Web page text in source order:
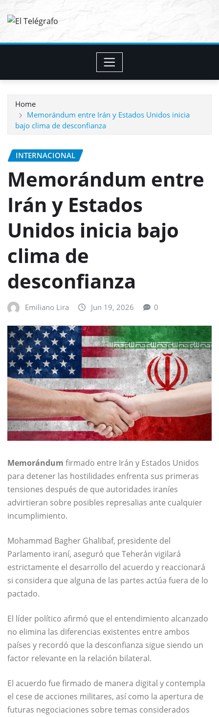
Home
Memorándum entre Irán y Estados Unidos inicia
bajo clima de desconfianza
INTERNACIONAL
Memorándum entre
Irán y Estados
Unidos inicia bajo
clima de
desconfianza
Emiliano Lira Jun 19, 2026 0
Memorándum firmado entre Irán y Estados Unidos
para detener las hostilidades enfrenta sus primeras
tensiones después de que autoridades iraníes
advirtieran sobre posibles represalias ante cualquier
incumplimiento.
Mohammad Bagher Ghalibaf, presidente del
Parlamento iraní, aseguró que Teherán vigilará
estrictamente el desarrollo del acuerdo y reaccionará
si considera que alguna de las partes actúa fuera de lo
pactado.
El líder político afirmó que el entendimiento alcanzado
no elimina las diferencias existentes entre ambos
países y recordó que la desconfianza sigue siendo un
factor relevante en la relación bilateral.
El acuerdo fue firmado de manera digital y contempla
el cese de acciones militares, así como la apertura de
futuras negociaciones sobre temas considerados